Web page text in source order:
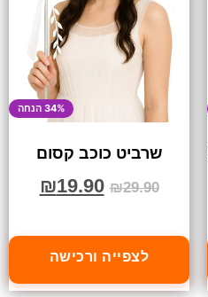
34% הנחה
שרביט כוכב קסום
₪29.90
₪19.90
לצפייה ורכישה